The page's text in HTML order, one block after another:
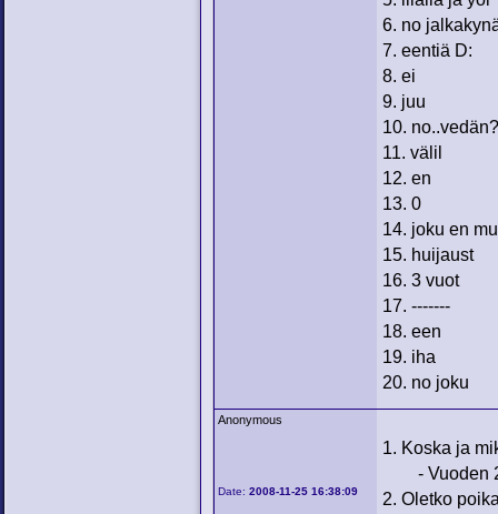
6. no
7. eentiä D:
8. ei
9. juu
10.
11. välil
12. en
13. 0
14. joku en
15. huijaust
16. 3 vuot
17. -------
18. een
19. iha
20. no joku
Anonymous
Date:2008-11-25 16:38:09
1. Koska ja
- Vuoden
2. Oletko